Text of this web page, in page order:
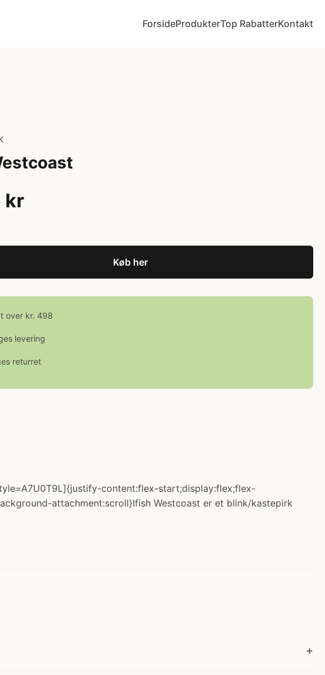
ForsideProdukterTop RabatterKontakt
kr
Køb her
over kr. 498
levering
returret
content:flex-start;display:flex;flex-
attachment:scroll}Ifish Westcoast er et blink/kastepirk